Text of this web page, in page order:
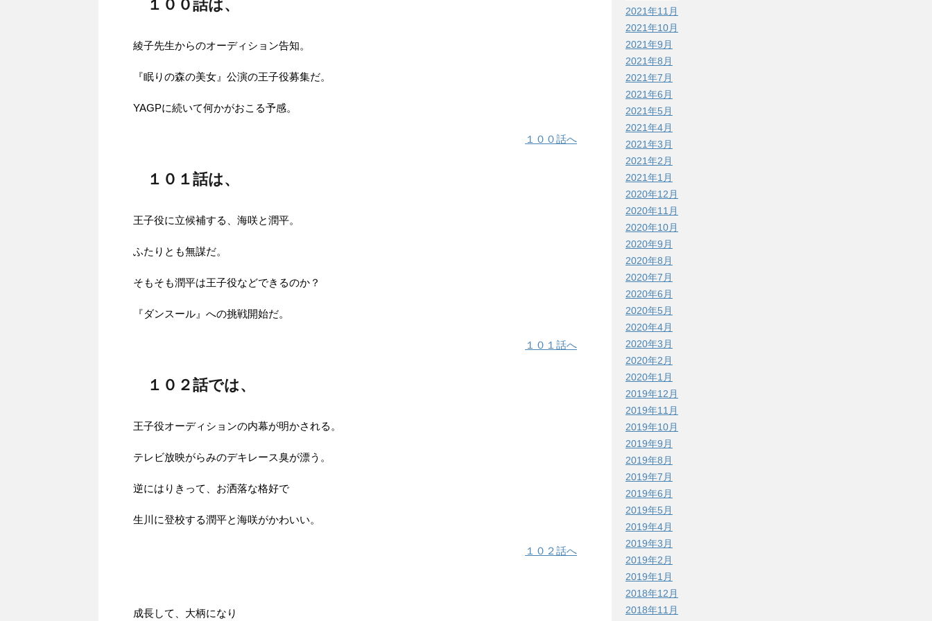
１００話は、
綾子先生からのオーディション告知。
『眠りの森の美女』公演の王子役募集だ。
YAGPに続いて何かがおこる予感。
１００話へ
１０１話は、
王子役に立候補する、海咲と潤平。
ふたりとも無謀だ。
そもそも潤平は王子役などできるのか？
『ダンスール』への挑戦開始だ。
１０１話へ
１０２話では、
王子役オーディションの内幕が明かされる。
テレビ放映がらみのデキレース臭が漂う。
逆にはりきって、お洒落な格好で
生川に登校する潤平と海咲がかわいい。
１０２話へ
成長して、大柄になり
2021年11月
2021年10月
2021年9月
2021年8月
2021年7月
2021年6月
2021年5月
2021年4月
2021年3月
2021年2月
2021年1月
2020年12月
2020年11月
2020年10月
2020年9月
2020年8月
2020年7月
2020年6月
2020年5月
2020年4月
2020年3月
2020年2月
2020年1月
2019年12月
2019年11月
2019年10月
2019年9月
2019年8月
2019年7月
2019年6月
2019年5月
2019年4月
2019年3月
2019年2月
2019年1月
2018年12月
2018年11月